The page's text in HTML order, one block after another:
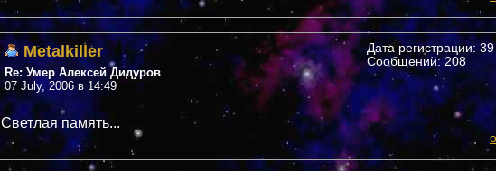
Metalkiller
Re: Умер Алексей Дидуров
07 July, 2006 в 14:49
Дата регистрации:
Сообщений: 208
Светлая память...